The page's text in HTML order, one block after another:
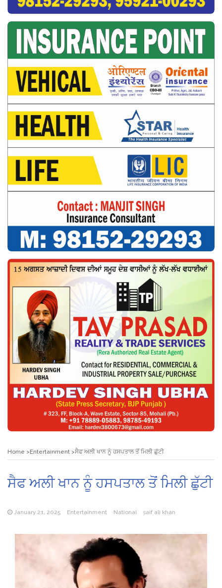
Home Entertainment ਸੈਫ ਅਲੀ ਖਾਨ ਨੂੰ ਹਸਪਤਾਲ ਤੋਂ ਮਿਲੀ ਛੁੱਟੀ
ਸੈਫ ਅਲੀ ਖਾਨ ਨੂੰ ਹਸਪਤਾਲ ਤੋਂ ਮਿਲੀ ਛੁੱਟੀ
January 21, 2025 Entertainment National saif ali khan